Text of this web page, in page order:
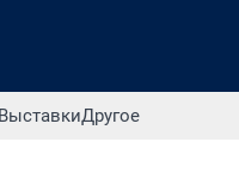
ВыставкиДругое